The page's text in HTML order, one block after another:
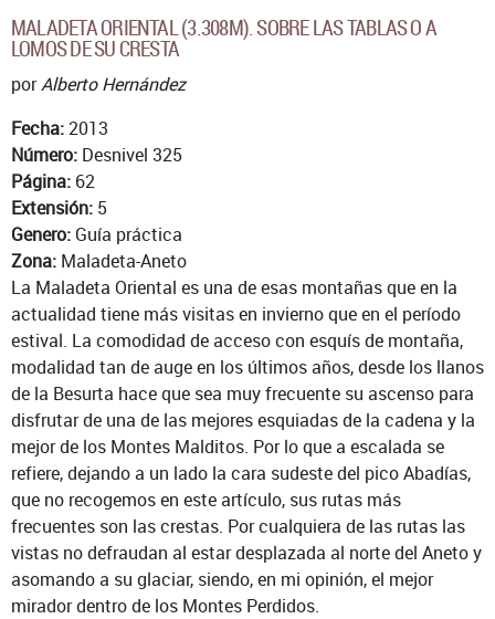
MALADETA ORIENTAL (3.308M). SOBRE LAS TABLAS O A
LOMOS DE SU CRESTA
porAlberto Hernández
Fecha:2013
Número: Desnivel 325
Página: 62
Extensión: 5
Genero: Guía práctica
Zona: Maladeta-Aneto
La Maladeta Oriental es una de esas montañas que en la
actualidad tiene más visitas en invierno que en el período
estival. La comodidad de acceso con esquís de montaña,
modalidad tan de auge en los últimos años, desde los llanos
de la Besurta hace que sea muy frecuente su ascenso para
disfrutar de una de las mejores esquiadas de la cadena y la
mejor de los Montes Malditos. Por lo que a escalada se
refiere, dejando a un lado la cara sudeste del pico Abadías,
que no recogemos en este artículo, sus rutas más
frecuentes son las crestas. Por cualquiera de las rutas las
vistas no defraudan al estar desplazada al norte del Aneto y
asomando a su glaciar, siendo, en mi opinión, el mejor
mirador dentro de los Montes Perdidos.